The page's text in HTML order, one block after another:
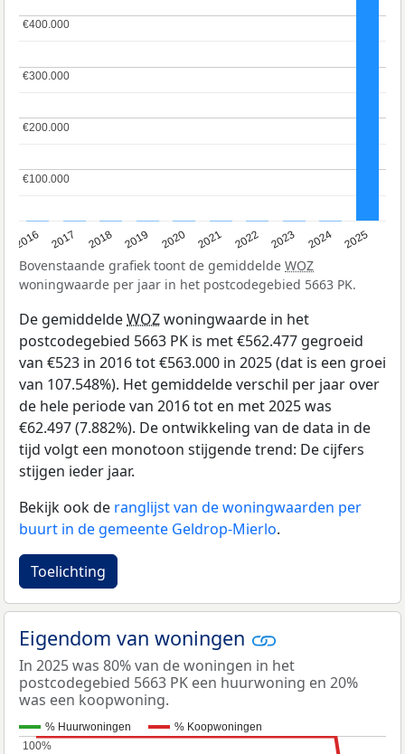
2016 2017 2018 2019 2020 2021 2022 2023 2024 2025
€100.000
€100.000
€200.000
€200.000
€300.000
€300.000
€400.000
€400.000
Bovenstaande grafiek toont de gemiddelde WOZ
woningwaarde per jaar in het postcodegebied 5663 PK.
De gemiddeldeWOZwoningwaarde in het
postcodegebied 5663 PK is met €562.477 gegroeid
van €523 in 2016 tot €563.000 in 2025 (dat is een groei
van 107.548%). Het gemiddelde verschil per jaar over
de hele periode van 2016 tot en met 2025 was
€62.497 (7.882%). De ontwikkeling van de data in de
tijd volgt een monotoon stijgende trend: De cijfers
stijgen ieder jaar.
Bekijk ook de ranglijst van de woningwaarden per
buurt in de gemeente Geldrop-Mierlo.
Toelichting
Eigendom van woningen
In 2025 was 80% van de woningen in het
postcodegebied 5663 PK een huurwoning en 20%
was een koopwoning.
% Huurwoningen
% Koopwoningen
100%
100%